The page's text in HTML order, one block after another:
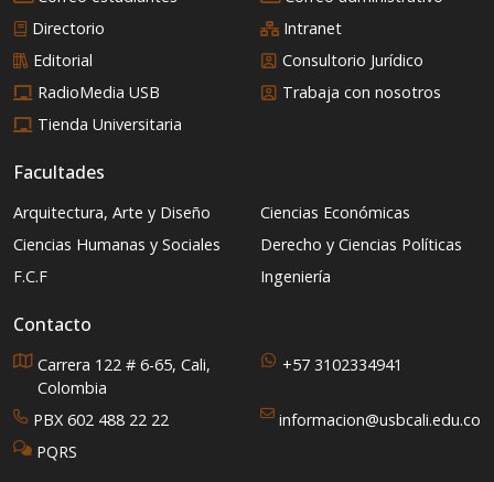
Directorio
Intranet
Editorial
Consultorio Jurídico
RadioMedia USB
Trabaja con nosotros
Tienda Universitaria
Facultades
Arquitectura, Arte y Diseño
Ciencias Económicas
Ciencias Humanas y Sociales
Derecho y Ciencias Políticas
F.C.F
Ingeniería
Contacto
Carrera 122 # 6-65, Cali,
Colombia
+57 3102334941
PBX 602 488 22 22
informacion@usbcali.edu.co
PQRS